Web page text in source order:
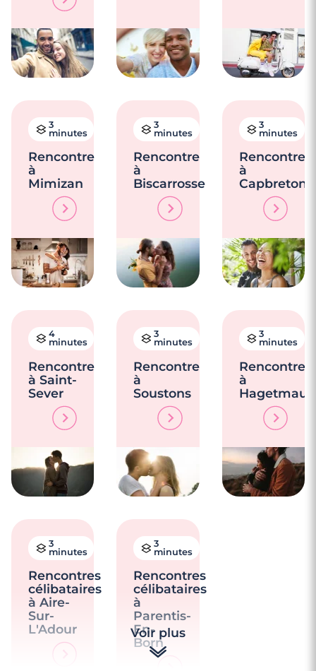
3
minutes
Rencontre
à
Mimizan
3
minutes
Rencontre
à
Biscarrosse
3
minutes
Rencontre
à
Capbreton
4
minutes
Rencontre
à Saint-
Sever
3
minutes
Rencontre
à
Soustons
3
minutes
Rencontre
à
Hagetmau
3
minutes
Rencontres
célibataires
à Aire-
Sur-
L'Adour
3
minutes
Rencontres
célibataires
à
Parentis-
En-
Born
Voir plus